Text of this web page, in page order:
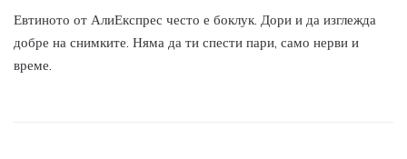
Евтиното от АлиЕкспрес често е боклук. Дори и да изглежда
добре на снимките. Няма да ти спести пари, само нерви и
време.